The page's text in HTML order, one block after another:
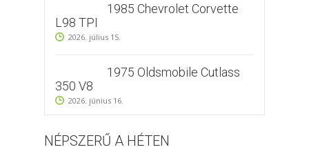
1985 Chevrolet Corvette
L98 TPI
2026. július 15.
1975 Oldsmobile Cutlass
350 V8
2026. június 16.
NÉPSZERŰ A HÉTEN